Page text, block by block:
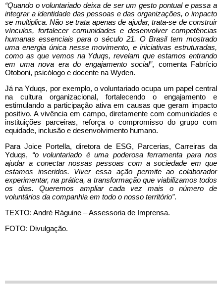
“Quando o voluntariado deixa de ser um gesto pontual e passa a
integrar a identidade das pessoas e das organizações, o impacto
se multiplica. Não se trata apenas de ajudar, trata-se de construir
vínculos, fortalecer comunidades e desenvolver competências
humanas essenciais para o século 21. O Brasil tem mostrado
uma energia única nesse movimento, e iniciativas estruturadas,
como as que vemos na Yduqs, revelam que estamos entrando
em uma nova era do engajamento social”, comenta Fabrício
Otoboni, psicólogo e docente na Wyden.
Já na Yduqs, por exemplo, o voluntariado ocupa um papel central
na cultura organizacional, fortalecendo o engajamento e
estimulando a participação ativa em causas que geram impacto
positivo. A vivência em campo, diretamente com comunidades e
instituições parceiras, reforça o compromisso do grupo com
equidade, inclusão e desenvolvimento humano.
Para Joice Portella, diretora de ESG, Parcerias, Carreiras da
Yduqs, “o voluntariado é uma poderosa ferramenta para nos
ajudar a conectar nossas pessoas com a sociedade em que
estamos inseridos. Viver essa ação permite ao colaborador
experimentar, na prática, a transformação que viabilizamos todos
os dias. Queremos ampliar cada vez mais o número de
voluntários da companhia em todo o nosso território”.
TEXTO: André Ráguine – Assessoria de Imprensa.
FOTO: Divulgação.